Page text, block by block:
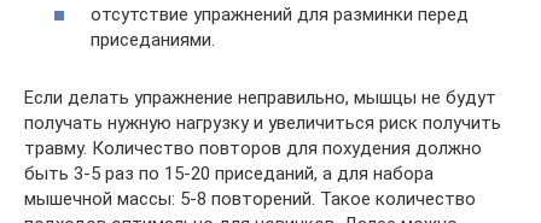
отсутствие упражнений для разминки перед
приседаниями.
Если делать упражнение неправильно, мышцы не будут
получать нужную нагрузку и увеличиться риск получить
травму. Количество повторов для похудения должно
быть 3-5 раз по 15-20 приседаний, а для набора
мышечной массы: 5-8 повторений. Такое количество